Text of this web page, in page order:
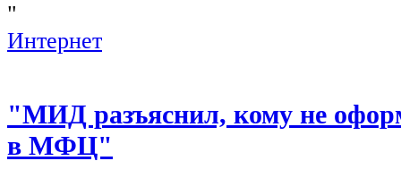
"
Интернет
"МИД разъяснил, кому не
в МФЦ"